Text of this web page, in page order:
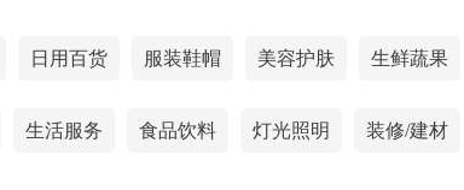
日用百货 服装鞋帽 美容护肤 生鲜蔬果
生活服务 食品饮料 灯光照明 装修/建材